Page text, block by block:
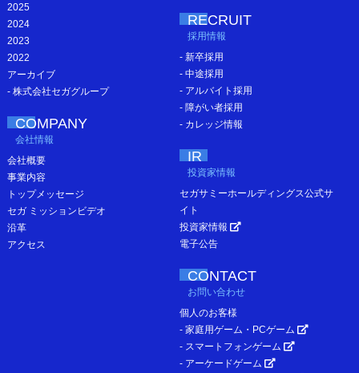
2025
2024
2023
2022
アーカイブ
- 株式会社セガグループ
COMPANY
会社情報
会社概要
事業内容
トップメッセージ
セガ ミッションビデオ
沿革
アクセス
RECRUIT
採用情報
- 新卒採用
- 中途採用
- アルバイト採用
- 障がい者採用
- カレッジ情報
IR
投資家情報
セガサミーホールディングス公式サ
イト
投資家情報
電子公告
CONTACT
お問い合わせ
個人のお客様
- 家庭用ゲーム・PCゲーム
- スマートフォンゲーム
- アーケードゲーム